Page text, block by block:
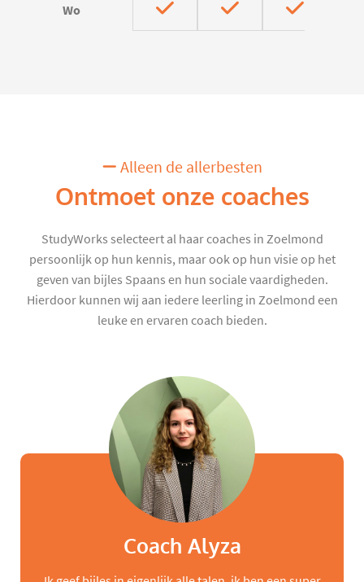
Wo
Alleen de allerbesten
Ontmoet onze coaches
StudyWorks selecteert al haar coaches in Zoelmond
persoonlijk op hun kennis, maar ook op hun visie op het
geven van bijles Spaans en hun sociale vaardigheden.
Hierdoor kunnen wij aan iedere leerling in Zoelmond een
leuke en ervaren coach bieden.
Coach Alyza